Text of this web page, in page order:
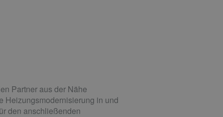
Partner aus der Nähe
Heizungsmodernisierung in und
den anschließenden